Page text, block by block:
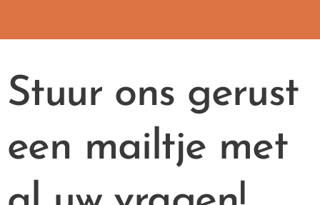
Stuur ons gerust
een mailtje met